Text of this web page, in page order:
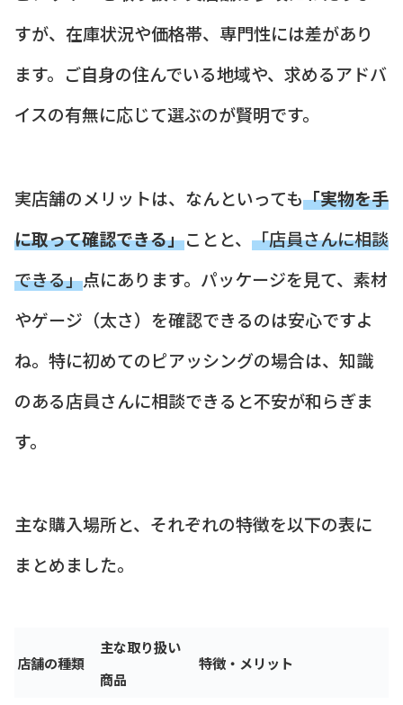
すが、在庫状況や価格帯、専門性には差があり
ます。ご自身の住んでいる地域や、求めるアドバ
イスの有無に応じて選ぶのが賢明です。
実店舗のメリットは、なんといっても「実物を手
に取って確認できる」ことと、 「店員さんに相談
できる」点にあります。パッケージを見て、素材
やゲージ（太さ）を確認できるのは安心ですよ
ね。特に初めてのピアッシングの場合は、知識
のある店員さんに相談できると不安が和らぎま
す。
主な購入場所と、それぞれの特徴を以下の表に
まとめました。
店舗の種類
主な取り扱い
商品
特徴・メリット